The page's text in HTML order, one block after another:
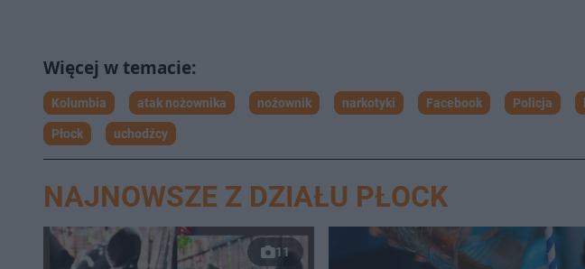
Kolumbia atak nożownika nożownik narkotyki Facebook Policja
Płock uchodźcy
NAJNOWSZE Z DZIAŁU PŁOCK
11